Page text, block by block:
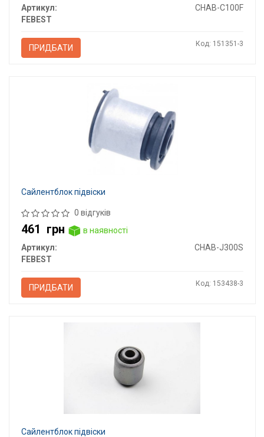
Артикул:
CHAB-C100F
FEBEST
ПРИДБАТИ Код: 151351-3
Сайлентблок підвіски
0 відгуків
461 грн
в наявності
Артикул:
CHAB-J300S
FEBEST
ПРИДБАТИ Код: 153438-3
Сайлентблок підвіски